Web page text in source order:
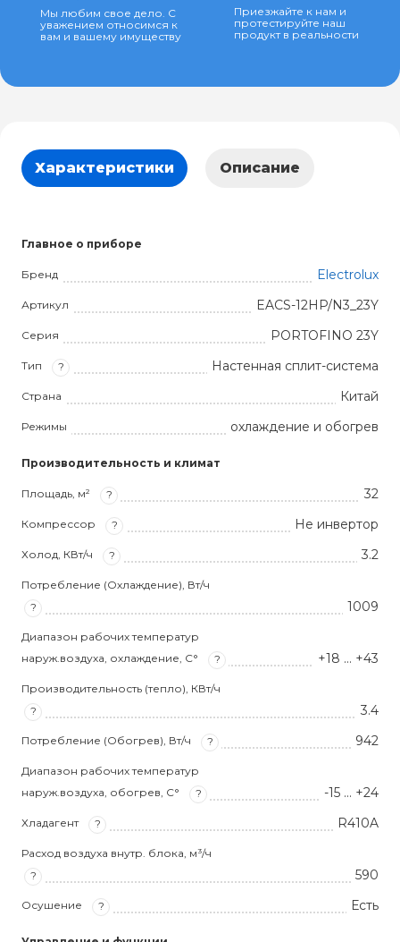
Мы любим свое дело. С
уважением относимся к
вам и вашему имуществу
Приезжайте к нам и
протестируйте наш
продукт в реальности
Характеристики Описание
Главное о приборе
Бренд Electrolux
Артикул EACS-12HP/N3_23Y
Серия PORTOFINO 23Y
Тип ? Настенная сплит-система
Страна Китай
Режимы охлаждение и обогрев
Производительность и климат
Площадь, м² ? 32
Компрессор ? Не инвертор
Холод, КВт/ч ? 3.2
Потребление (Охлаждение), Вт/ч
?
1009
Диапазон рабочих температур
наруж.воздуха, охлаждение, С°
? +18 … +43
Производительность (тепло), КВт/ч
?
3.4
Потребление (Обогрев), Вт/ч ? 942
Диапазон рабочих температур
наруж.воздуха, обогрев, С°
? -15 … +24
Хладагент ? R410A
Расход воздуха внутр. блока, м³/ч
?
590
Осушение ? Есть